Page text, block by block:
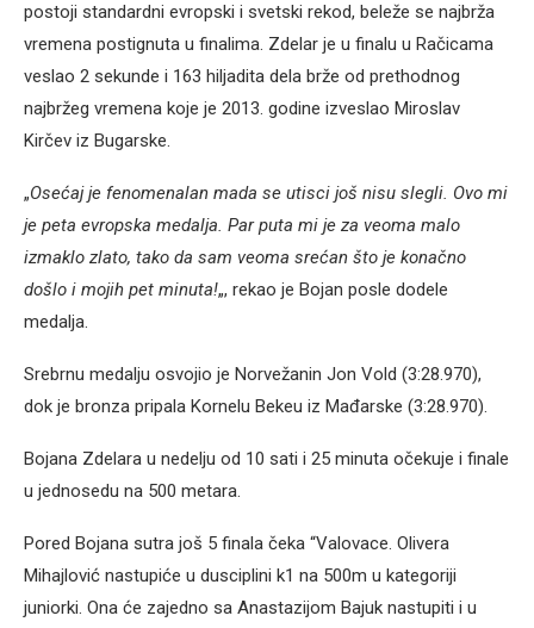
postoji standardni evropski i svetski rekod, beleže se najbrža
vremena postignuta u finalima. Zdelar je u finalu u Račicama
veslao 2 sekunde i 163 hiljadita dela brže od prethodnog
najbržeg vremena koje je 2013. godine izveslao Miroslav
Kirčev iz Bugarske.
„Osećaj je fenomenalan mada se utisci još nisu slegli. Ovo mi
je peta evropska medalja. Par puta mi je za veoma malo
izmaklo zlato, tako da sam veoma srećan što je konačno
došlo i mojih pet minuta!„, rekao je Bojan posle dodele
medalja.
Srebrnu medalju osvojio je Norvežanin Jon Vold (3:28.970),
dok je bronza pripala Kornelu Bekeu iz Mađarske (3:28.970).
Bojana Zdelara u nedelju od 10 sati i 25 minuta očekuje i finale
u jednosedu na 500 metara.
Pored Bojana sutra još 5 finala čeka “Valovace. Olivera
Mihajlović nastupiće u dusciplini k1 na 500m u kategoriji
juniorki. Ona će zajedno sa Anastazijom Bajuk nastupiti i u